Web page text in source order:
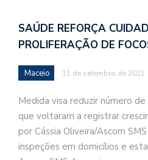
SAÚDE REFORÇA
PROLIFERAÇÃO DE
Maceio 11 de setembro de 2021
Medida visa reduzir número
que voltaram a registrar
por Cássia Oliveira/Ascom
inspeções em domicílios e